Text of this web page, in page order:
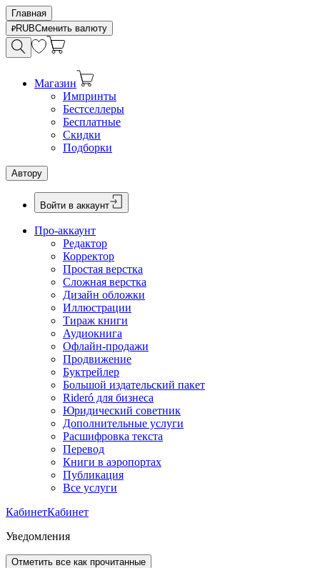
Главная
RUBСменить валюту
Магазин
Импринты
Бестселлеры
Бесплатные
Скидки
Подборки
Автору
Войти в аккаунт
Про-аккаунт
Редактор
Корректор
Простая верстка
Сложная верстка
Дизайн обложки
Иллюстрации
Тираж книги
Аудиокнига
Офлайн-продажи
Продвижение
Буктрейлер
Большой издательский пакет
Rideró для бизнеса
Юридический советник
Дополнительные услуги
Расшифровка текста
Перевод
Книги в аэропортах
Публикация
Все услуги
КабинетКабинет
Уведомления
Отметить все как прочитанные